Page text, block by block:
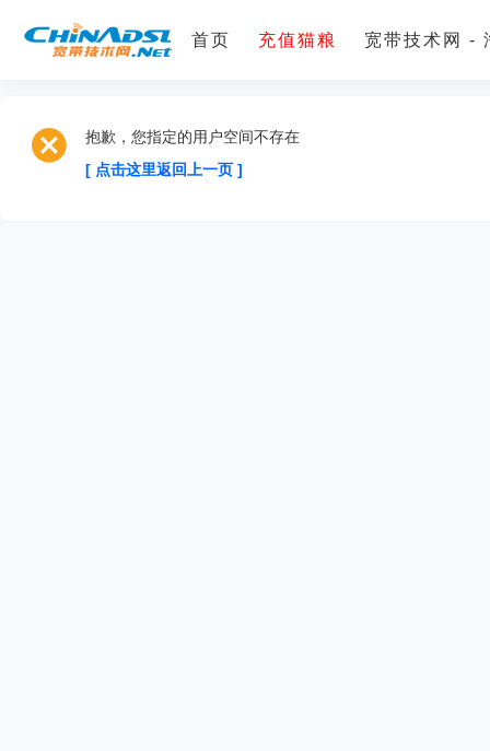
首页 充值猫粮 宽带技术网 -
抱歉，您指定的用户空间不存在
[ 点击这里返回上一页 ]